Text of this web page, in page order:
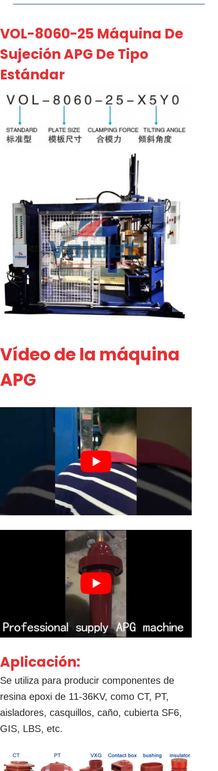
VOL-8060-25 Máquina De
Sujeción APG De Tipo
Estándar
Vídeo de la máquina
APG
Aplicación:
Se utiliza para producir componentes de
resina epoxi de 11-36KV, como CT, PT,
aisladores, casquillos, caño, cubierta SF6,
GIS, LBS, etc.